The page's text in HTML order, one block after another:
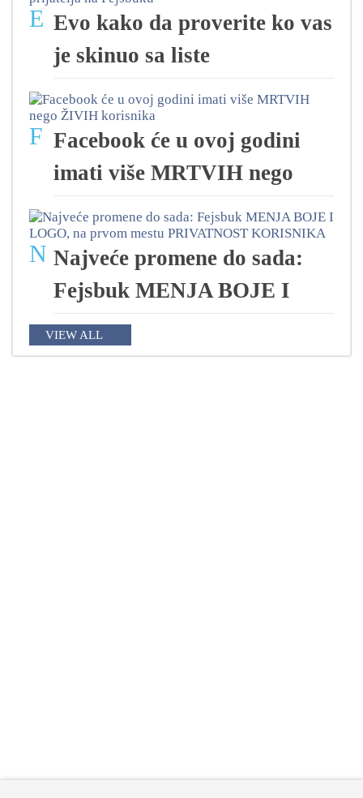
E Evo kako da proverite ko vas
je skinuo sa liste
F Facebook će u ovoj godini
imati više MRTVIH nego
N Najveće promene do sada:
Fejsbuk MENJA BOJE I
VIEW ALL